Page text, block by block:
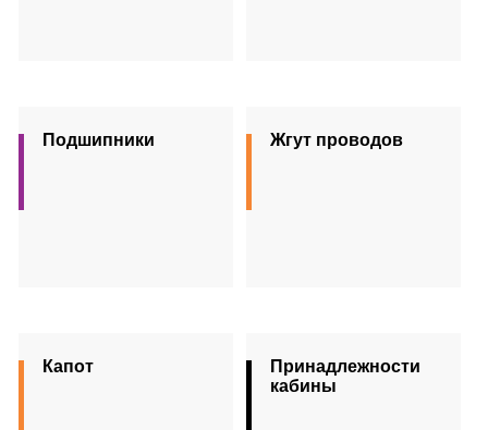
Подшипники Жгут проводов
Капот
Принадлежности
кабины